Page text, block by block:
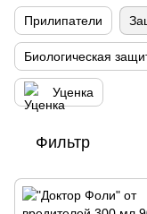
Прилипатели
Биологическая
Уценка
Фильтр